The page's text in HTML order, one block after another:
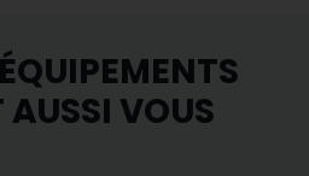
VOUS